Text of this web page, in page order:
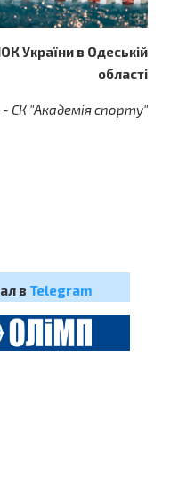
України в Одеській
області
СК "Академія спорту"
в Telegram